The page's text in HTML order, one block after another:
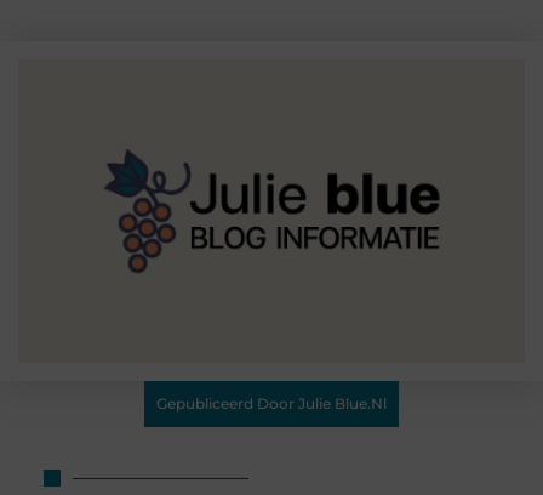
Gepubliceerd Door Julie Blue.nl